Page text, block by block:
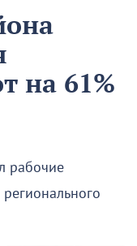
на 61%
рабочие